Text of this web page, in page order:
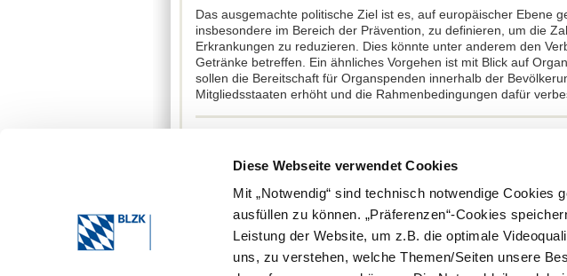
Diese Webseite verwendet Cookies
Mit „Notwendig“ sind technisch notwendige
ausfüllen zu können. „Präferenzen“-Cookies
Leistung der Website, um z.B. die optimale
uns, zu verstehen, welche Themen/Seiten unsere
Das ausgemachte politische Ziel ist es, auf europäischer Ebene
insbesondere im Bereich der Prävention, zu definieren, um die
Erkrankungen zu reduzieren. Dies könnte unter anderem den
Getränke betreffen. Ein ähnliches Vorgehen ist mit Blick auf
sollen die Bereitschaft für Organspenden innerhalb der
Mitgliedsstaaten erhöht und die Rahmenbedingungen dafür